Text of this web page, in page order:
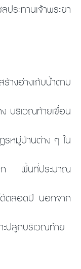
ระทานเจ้าพระยา
างอ่างเก้บน้ำตาม
บริเวณท้ายเขื่อน
รหมู่บ้านต่าง ๆ ใน
ก พื้นที่ประมาณ
ด้ตลอดปี นอกจาก
ะปลูกบริเวณท้าย